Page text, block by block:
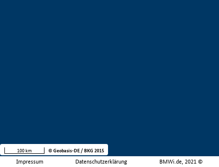
Impressum Datenschutzerklärung BMWi.de, 2021 ©
100 km © Geobasis-DE / BKG 2015